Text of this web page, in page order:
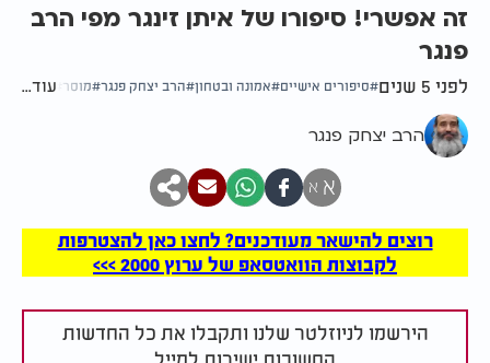
זה אפשרי! סיפורו של איתן זינגר מפי הרב
פנגר
לפני 5 שנים סיפורים אישיים אמונה ובטחון הרב יצחק פנגר מוסר אמונה
עוד...
הרב יצחק פנגר
א א
רוצים להישאר מעודכנים? לחצו כאן להצטרפות
לקבוצות הוואטסאפ של ערוץ 2000 >>>
הירשמו לניוזלטר שלנו ותקבלו את כל החדשות